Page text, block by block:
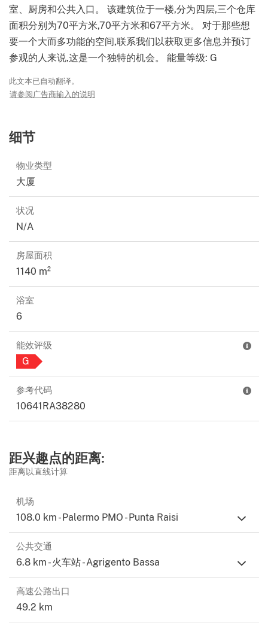
室、厨房和公共入口。 该建筑位于一楼,分为四层,三个仓库
面积分别为70平方米,70平方米和67平方米。 对于那些想
要一个大而多功能的空间,联系我们以获取更多信息并预订
参观的人来说,这是一个独特的机会。 能量等级: G
此文本已自动翻译。
请参阅广告商输入的说明
细节
物业类型
大厦
状况
N/A
房屋面积
1140 m²
浴室
6
能效评级
G
参考代码
10641RA38280
距兴趣点的距离:
距离以直线计算
机场
108.0 km - Palermo PMO - Punta Raisi
公共交通
6.8 km - 火车站 - Agrigento Bassa
高速公路出口
49.2 km